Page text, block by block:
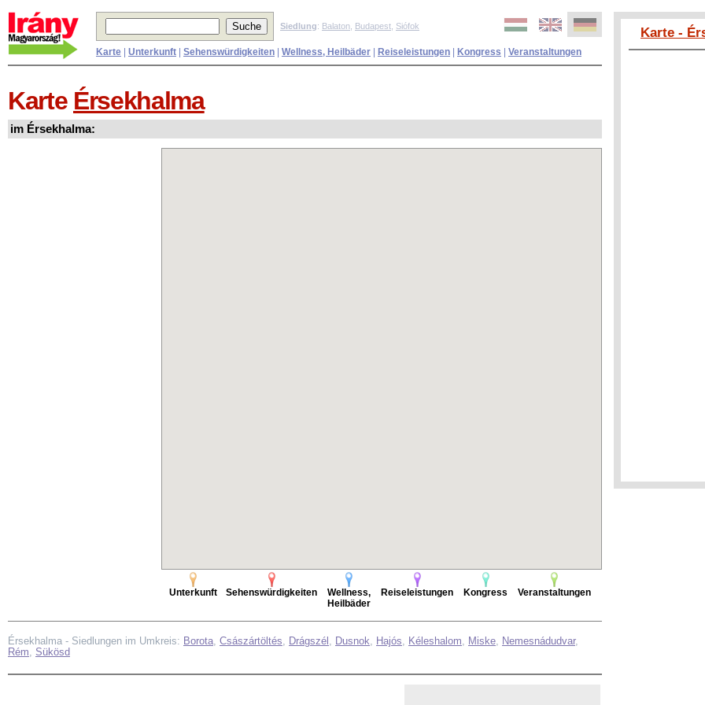
Karte -
Siedlung: Balaton Budapest Siófok
Karte Unterkunft Sehenswürdigkeiten Wellness, Heilbäder Reiseleistungen Kongress Veranstaltungen
Karte Érsekhalma
im Érsekhalma:
Unterkunft Sehenswürdigkeiten
Wellness,
Heilbäder
Reiseleistungen Kongress Veranstaltungen
Érsekhalma - Siedlungen im Umkreis: Borota, Császártöltés, Drágszél , Dusnok, Hajós, Kéleshalom, Miske, Nemesnádudvar,
Rém, Sükösd